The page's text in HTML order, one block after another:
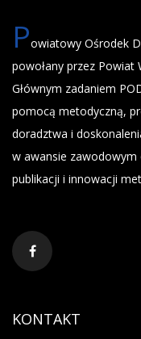
Powiatowy Ośrodek
powołany przez Powiat
Głównym zadaniem
pomocą metodyczną,
doradztwa i
w awansie
publikacji i innowacji
KONTAKT